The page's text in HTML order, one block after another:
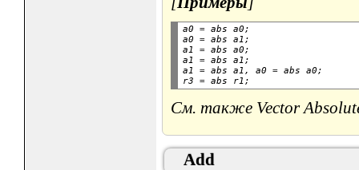
a0 = abs a0;
a0 = abs a1;
a1 = abs a0;
a1 = abs a1;
a1 = abs a1, a0 = abs a0;
r3 =
См. также Vector
Add